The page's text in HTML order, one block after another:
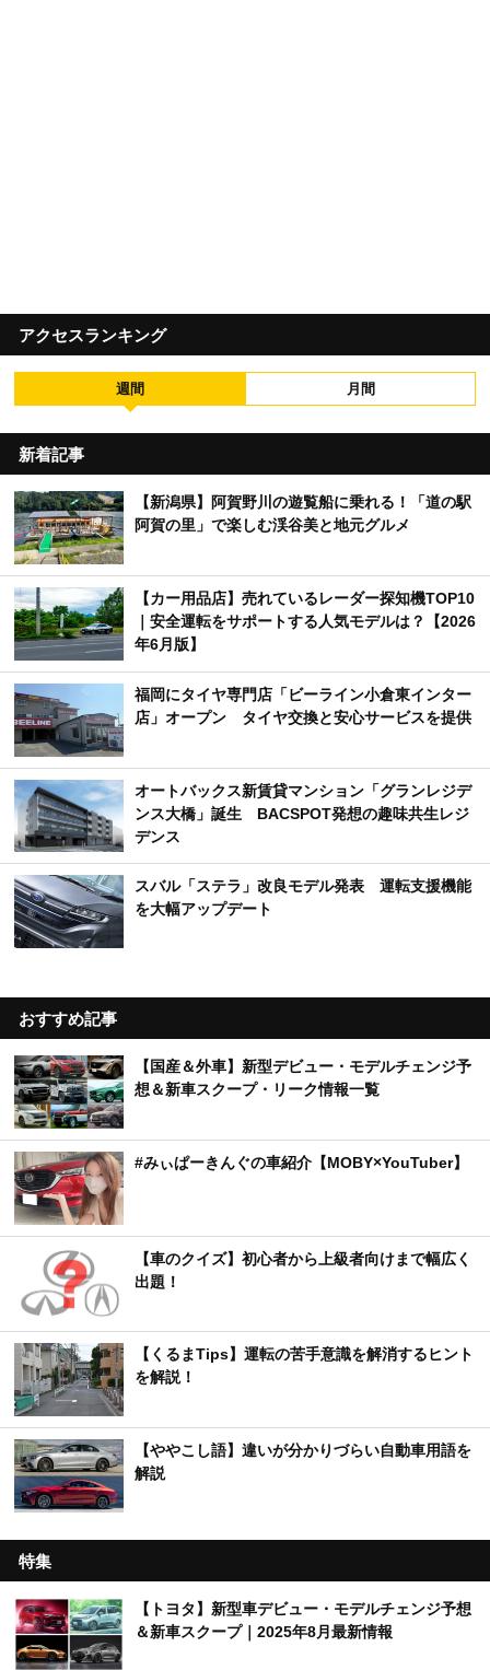
アクセスランキング
週間 月間
新着記事
【新潟県】阿賀野川の遊覧船に乗れる！「道の駅
阿賀の里」で楽しむ渓谷美と地元グルメ
【カー用品店】売れているレーダー探知機TOP10
｜安全運転をサポートする人気モデルは？【2026
年6月版】
福岡にタイヤ専門店「ビーライン小倉東インター
店」オープン タイヤ交換と安心サービスを提供
オートバックス新賃貸マンション「グランレジデ
ンス大橋」誕生 BACSPOT発想の趣味共生レジ
デンス
スバル「ステラ」改良モデル発表 運転支援機能
を大幅アップデート
おすすめ記事
【国産＆外車】新型デビュー・モデルチェンジ予
想＆新車スクープ・リーク情報一覧
#みぃぱーきんぐの車紹介【MOBY×YouTuber】
【車のクイズ】初心者から上級者向けまで幅広く
出題！
【くるまTips】運転の苦手意識を解消するヒント
を解説！
【ややこし語】違いが分かりづらい自動車用語を
解説
特集
【トヨタ】新型車デビュー・モデルチェンジ予想
＆新車スクープ｜2025年8月最新情報